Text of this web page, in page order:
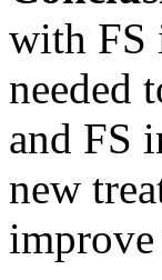
with FS
needed
and FS
new